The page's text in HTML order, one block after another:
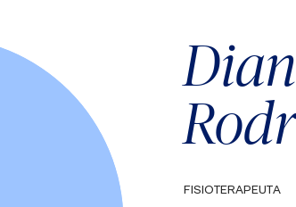
FISIOTERAPEUTA